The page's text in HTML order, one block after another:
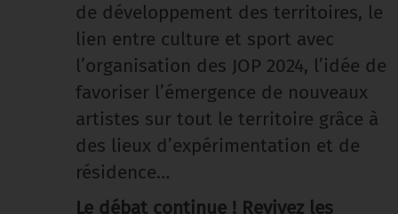
de développement des territoires, le
lien entre culture et sport avec
l’organisation des JOP 2024, l’idée de
favoriser l’émergence de nouveaux
artistes sur tout le territoire grâce à
des lieux d’expérimentation et de
résidence…
Le débat continue ! Revivez les